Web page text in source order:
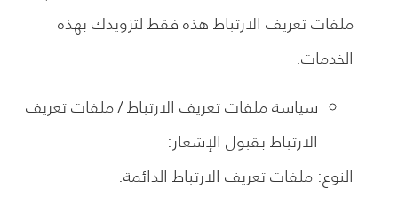
ملفات تعريف الارتباط هذه فقط لتزويدك بهذه
الخدمات.
سياسة ملفات تعريف الارتباط / ملفات تعريف
الارتباط بقبول الإشعار:
النوع: ملفات تعريف الارتباط الدائمة.